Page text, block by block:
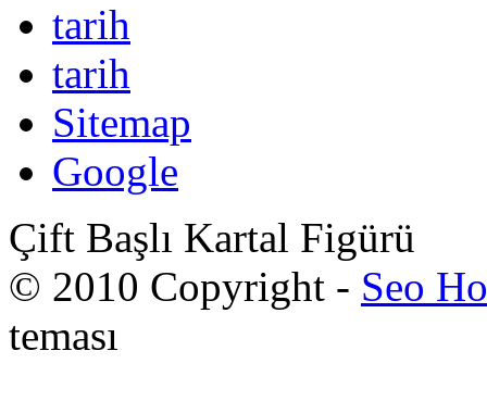
tarih
tarih
Sitemap
Google
Çift Başlı Kartal Figürü
© 2010 Copyright - Seo
teması